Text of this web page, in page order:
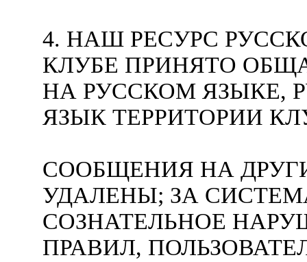
4. НАШ РЕСУРС
КЛУБЕ ПРИНЯТО
НА РУССКОМ ЯЗЫКЕ,
ЯЗЫК ТЕРРИТОРИИ
СООБЩЕНИЯ НА
УДАЛЕНЫ; ЗА
СОЗНАТЕЛЬНОЕ
ПРАВИЛ,